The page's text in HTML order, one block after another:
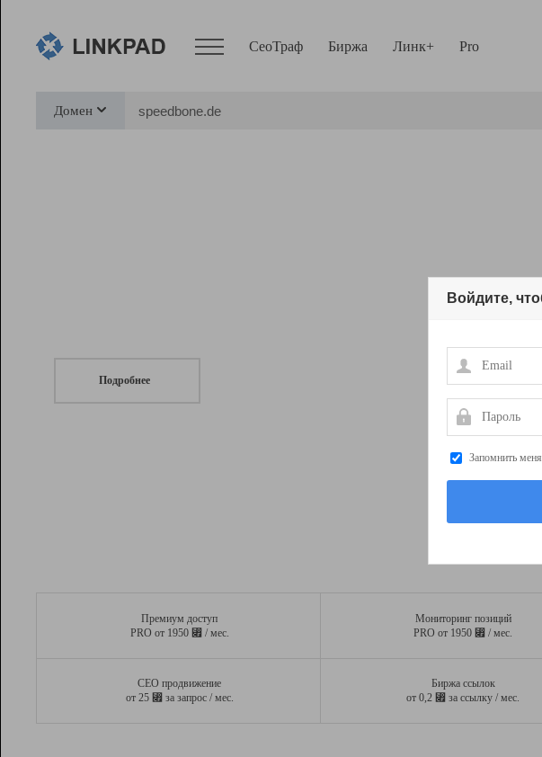
СеоТраф Биржа Линк+ Pro
Домен
Подробнее
Премиум доступ
PRO от 1950 ⃏ / мес.
Мониторинг позиций
PRO от 1950 ⃏ / мес.
СЕО продвижение
от 25 ⃏ за запрос / мес.
Биржа ссылок
от 0,2 ⃏ за ссылку / мес.
Войдите,
Email
Пароль
Запомнить меня